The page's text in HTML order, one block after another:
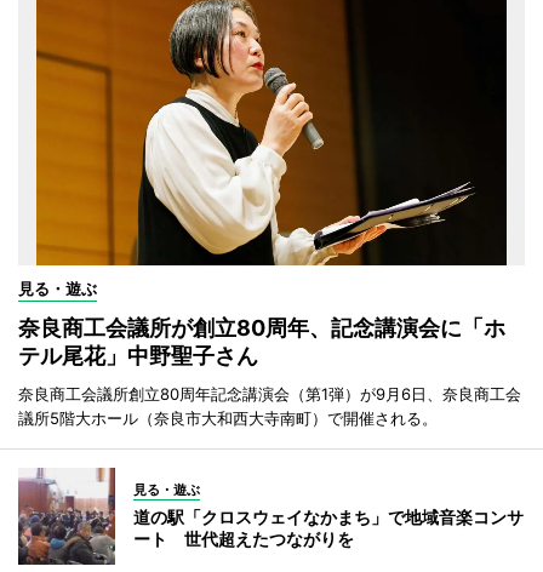
見る・遊ぶ
奈良商工会議所が創立80周年、記念講演会に「ホ
テル尾花」中野聖子さん
奈良商工会議所創立80周年記念講演会（第1弾）が9月6日、奈良商工会
議所5階大ホール（奈良市大和西大寺南町）で開催される。
見る・遊ぶ
道の駅「クロスウェイなかまち」で地域音楽コンサ
ート 世代超えたつながりを